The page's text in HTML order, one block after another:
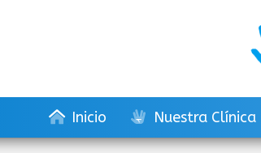
Inicio Nuestra Clínica